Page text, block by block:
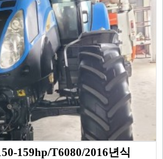
159hp/T6080/2016년식